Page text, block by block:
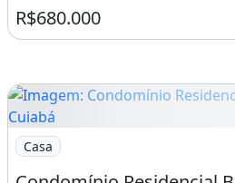
R$680.000
Imagem: Condomínio
Casa